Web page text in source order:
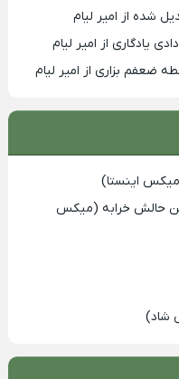
شده از امیر لیام
یادگاری از امیر لیام
ضعفم بزاری از امیر لیام
اینستا)
حالش خرابه (میکس
شاد)